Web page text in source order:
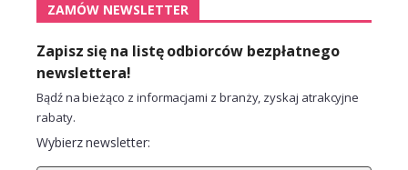
ZAMÓW NEWSLETTER
Zapisz się na listę odbiorców bezpłatnego
newslettera!
Bądź na bieżąco z informacjami z branży, zyskaj atrakcyjne
rabaty.
Wybierz newsletter: